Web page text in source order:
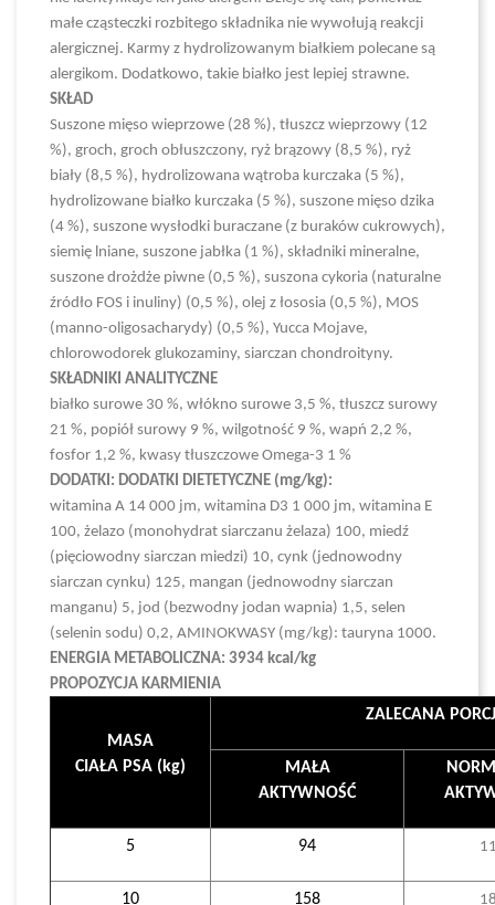
małe cząsteczki rozbitego składnika nie wywołują reakcji
alergicznej. Karmy z hydrolizowanym białkiem polecane są
alergikom. Dodatkowo, takie białko jest lepiej strawne.
SKŁAD
Suszone mięso wieprzowe (28 %), tłuszcz wieprzowy (12
%), groch, groch obłuszczony, ryż brązowy (8,5 %), ryż
biały (8,5 %), hydrolizowana wątroba kurczaka (5 %),
hydrolizowane białko kurczaka (5 %), suszone mięso dzika
(4 %), suszone wysłodki buraczane (z buraków cukrowych),
siemię lniane, suszone jabłka (1 %), składniki mineralne,
suszone drożdże piwne (0,5 %), suszona cykoria (naturalne
źródło FOS i inuliny) (0,5 %), olej z łososia (0,5 %), MOS
(manno-oligosacharydy) (0,5 %), Yucca Mojave,
chlorowodorek glukozaminy, siarczan chondroityny.
SKŁADNIKI ANALITYCZNE
białko surowe 30 %, włókno surowe 3,5 %, tłuszcz surowy
21 %, popiół surowy 9 %, wilgotność 9 %, wapń 2,2 %,
fosfor 1,2 %, kwasy tłuszczowe Omega-3 1 %
DODATKI: DODATKI DIETETYCZNE (mg/kg):
witamina A 14 000 jm, witamina D3 1 000 jm, witamina E
100, żelazo (monohydrat siarczanu żelaza) 100, miedź
(pięciowodny siarczan miedzi) 10, cynk (jednowodny
siarczan cynku) 125, mangan (jednowodny siarczan
manganu) 5, jod (bezwodny jodan wapnia) 1,5, selen
(selenin sodu) 0,2, AMINOKWASY (mg/kg): tauryna 1000.
ENERGIA METABOLICZNA: 3934 kcal/kg
PROPOZYCJA KARMIENIA
MASA
CIAŁA PSA (kg)
ZALECANA
MAŁA
AKTYWNOŚĆ
5 94
10 158